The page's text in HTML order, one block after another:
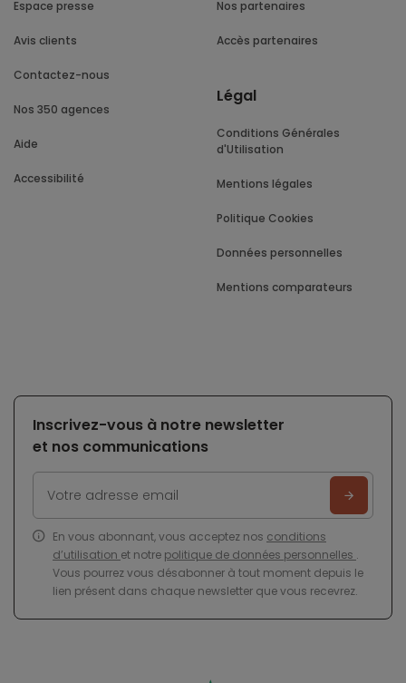
Espace presse
Avis clients
Contactez-nous
Nos 350 agences
Aide
Accessibilité
Nos partenaires
Accès partenaires
Légal
Conditions Générales
d'Utilisation
Mentions légales
Politique Cookies
Données personnelles
Mentions comparateurs
Inscrivez-vous à notre newsletter
et nos communications
En vous abonnant, vous acceptez nos conditions
d’utilisation et notre politique de données personnelles .
Vous pourrez vous désabonner à tout moment depuis le
lien présent dans chaque newsletter que vous recevrez.